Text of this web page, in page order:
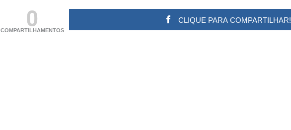
0
COMPARTILHAMENTOS
CLIQUE PARA COMPARTILHAR!